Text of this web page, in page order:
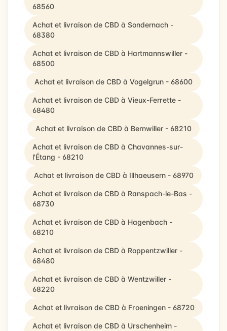
68560
Achat et livraison de CBD à Sondernach -
68380
Achat et livraison de CBD à Hartmannswiller -
68500
Achat et livraison de CBD à Vogelgrun - 68600
Achat et livraison de CBD à Vieux-Ferrette -
68480
Achat et livraison de CBD à Bernwiller - 68210
Achat et livraison de CBD à Chavannes-sur-
l'Étang - 68210
Achat et livraison de CBD à Illhaeusern - 68970
Achat et livraison de CBD à Ranspach-le-Bas -
68730
Achat et livraison de CBD à Hagenbach -
68210
Achat et livraison de CBD à Roppentzwiller -
68480
Achat et livraison de CBD à Wentzwiller -
68220
Achat et livraison de CBD à Froeningen - 68720
Achat et livraison de CBD à Urschenheim -